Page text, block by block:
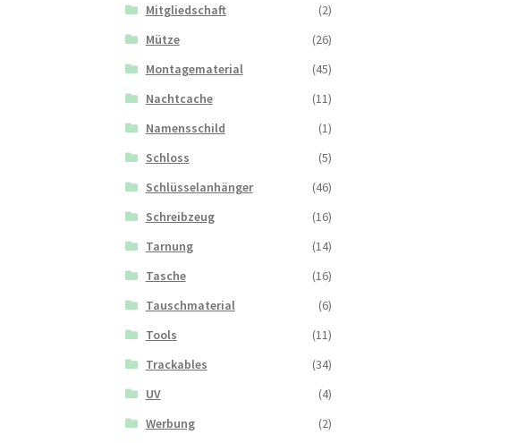
Mitgliedschaft
(2)
Mütze
(26)
Montagematerial
(45)
Nachtcache
(11)
Namensschild
(1)
Schloss
(5)
Schlüsselanhänger
(46)
Schreibzeug
(16)
Tarnung
(14)
Tasche
(16)
Tauschmaterial
(6)
Tools
(11)
Trackables
(34)
UV
(4)
Werbung
(2)